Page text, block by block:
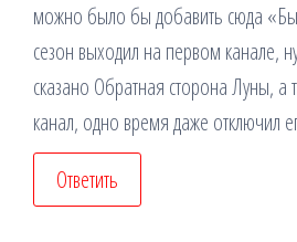
можно было бы добавить сюда
сезон выходил на первом канале,
сказано Обратная сторона Луны, а
канал, одно время даже отключил
Ответить